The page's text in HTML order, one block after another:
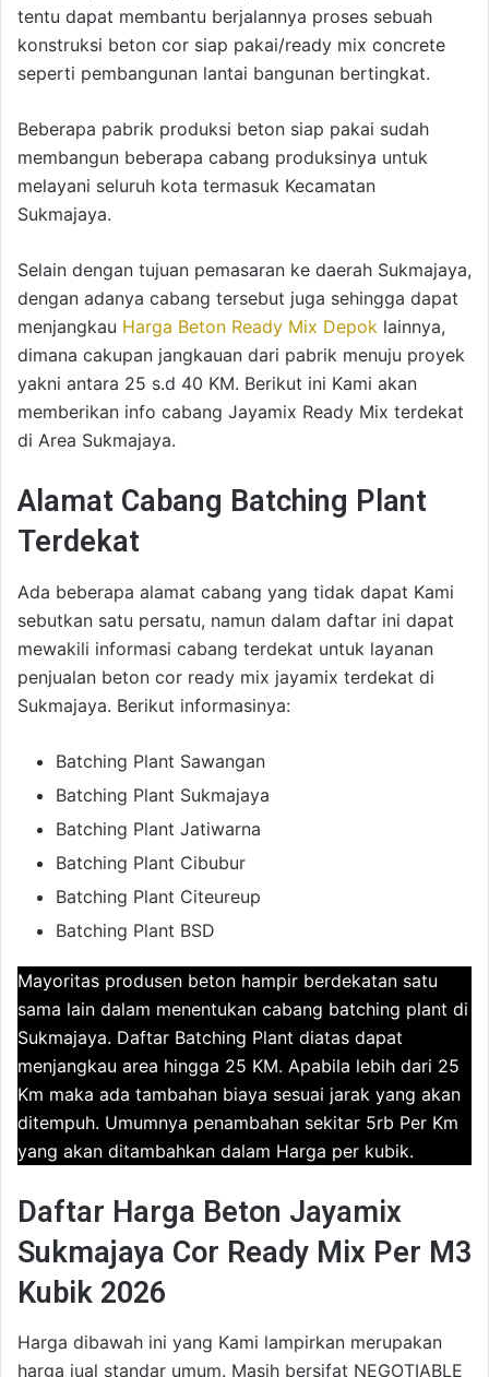
tentu dapat membantu berjalannya proses sebuah
konstruksi beton cor siap pakai/ready mix concrete
seperti pembangunan lantai bangunan bertingkat.
Beberapa pabrik produksi beton siap pakai sudah
membangun beberapa cabang produksinya untuk
melayani seluruh kota termasuk Kecamatan
Sukmajaya.
Selain dengan tujuan pemasaran ke daerah Sukmajaya,
dengan adanya cabang tersebut juga sehingga dapat
menjangkau Harga Beton Ready Mix Depok lainnya,
dimana cakupan jangkauan dari pabrik menuju proyek
yakni antara 25 s.d 40 KM. Berikut ini Kami akan
memberikan info cabang Jayamix Ready Mix terdekat
di Area Sukmajaya.
Alamat Cabang Batching Plant
Terdekat
Ada beberapa alamat cabang yang tidak dapat Kami
sebutkan satu persatu, namun dalam daftar ini dapat
mewakili informasi cabang terdekat untuk layanan
penjualan beton cor ready mix jayamix terdekat di
Sukmajaya. Berikut informasinya:
Batching Plant Sawangan
Batching Plant Sukmajaya
Batching Plant Jatiwarna
Batching Plant Cibubur
Batching Plant Citeureup
Batching Plant BSD
Mayoritas produsen beton hampir berdekatan satu
sama lain dalam menentukan cabang batching plant di
Sukmajaya. Daftar Batching Plant diatas dapat
menjangkau area hingga 25 KM. Apabila lebih dari 25
Km maka ada tambahan biaya sesuai jarak yang akan
ditempuh. Umumnya penambahan sekitar 5rb Per Km
yang akan ditambahkan dalam Harga per kubik.
Daftar Harga Beton Jayamix
Sukmajaya Cor Ready Mix Per M3
Kubik 2026
Harga dibawah ini yang Kami lampirkan merupakan
harga jual standar umum. Masih bersifat NEGOTIABLE